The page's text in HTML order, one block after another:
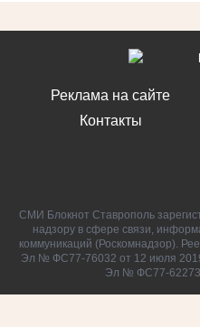
Реклама на сайте
Контакты
СМИ Блокнот Ставрополь
надзору в сфере связи,
коммуникаций (Роскомнадзор).
Эл № ФС77-76032 от 12 июля 2019
Эл № ФС77-62273